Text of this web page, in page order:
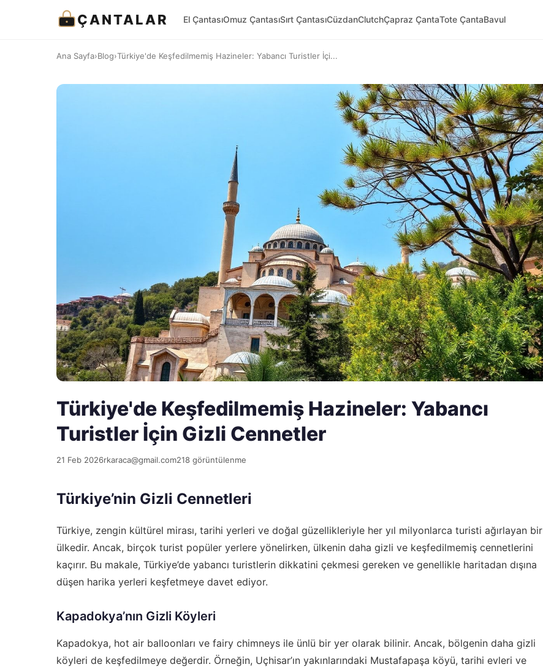
ÇANTALAR El ÇantasıOmuz ÇantasıSırt ÇantasıCüzdanClutchÇapraz ÇantaTote ÇantaBavul
Ana Sayfa›Blog›Türkiye'de Keşfedilmemiş Hazineler: Yabancı Turistler İçi...
Türkiye'de Keşfedilmemiş Hazineler: Yabancı
Turistler İçin Gizli Cennetler
21 Feb 2026rkaraca@gmail.com218 görüntülenme
Türkiye’nin Gizli Cennetleri
Türkiye, zengin kültürel mirası, tarihi yerleri ve doğal güzellikleriyle her yıl milyonlarca turisti ağırlayan bir
ülkedir. Ancak, birçok turist popüler yerlere yönelirken, ülkenin daha gizli ve keşfedilmemiş cennetlerini
kaçırır. Bu makale, Türkiye’de yabancı turistlerin dikkatini çekmesi gereken ve genellikle haritadan dışına
düşen harika yerleri keşfetmeye davet ediyor.
Kapadokya’nın Gizli Köyleri
Kapadokya, hot air balloonları ve fairy chimneys ile ünlü bir yer olarak bilinir. Ancak, bölgenin daha gizli
köyleri de keşfedilmeye değerdir. Örneğin, Uçhisar’ın yakınlarındaki Mustafapaşa köyü, tarihi evleri ve